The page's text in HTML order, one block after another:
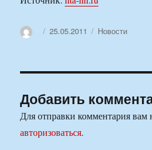
АвторОпубликовано
25.05.2011 Рубрики
Новости
Добавить
Для отправки комментария вам
авторизоваться.